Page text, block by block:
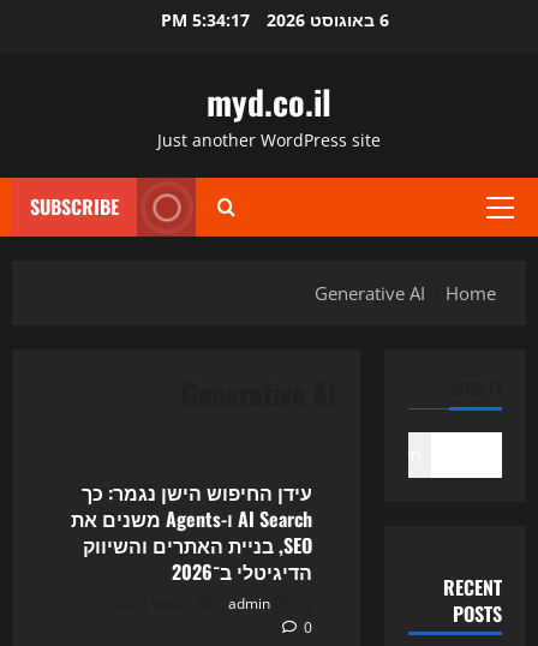
6 באוגוסט 2026 5:34:18 PM
myd.co.il
Just another WordPress site
Primary
SUBSCRIBE
Home
Generative AI
עידן החיפוש הישן נגמר: כך
AI Search ו-Agents משנים את
SEO, בניית האתרים והשיווק
הדיגיטלי ב־2026
admin
0
RECENT
POSTS